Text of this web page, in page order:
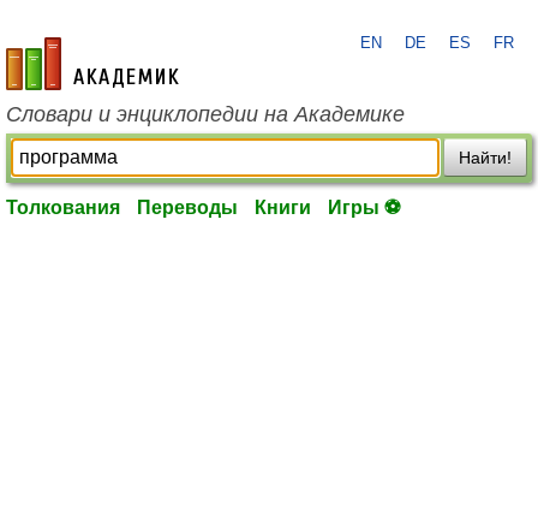
academic.ru
EN DE ES FR
Словари и энциклопедии на Академике
Найти!
Толкования Переводы Книги Игры ⚽